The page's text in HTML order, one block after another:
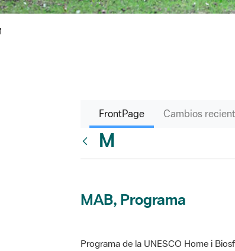
FrontPage Cambios
M
MAB, Programa
Programa de la UNESCO Home i